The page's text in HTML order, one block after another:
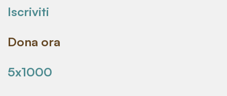
Iscriviti
Dona ora
5x1000